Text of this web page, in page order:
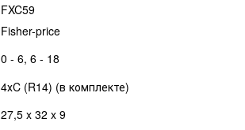
FXC59
Fisher-price
0 - 6, 6 - 18
4хC (R14) (в комплекте)
27,5 x 32 x 9